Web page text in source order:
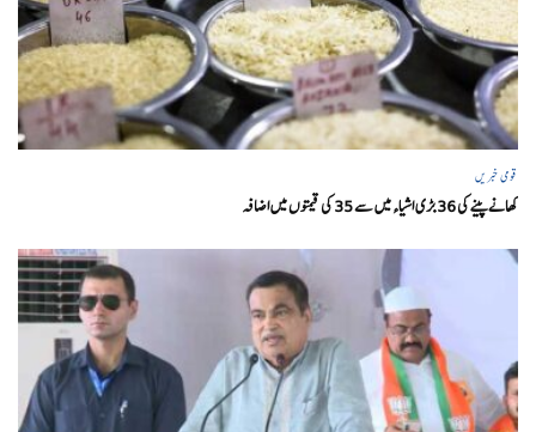
قومی خبریں
کھانے پینے کی 36 بڑی اشیاء میں سے 35 کی قیمتوں میں اضافہ